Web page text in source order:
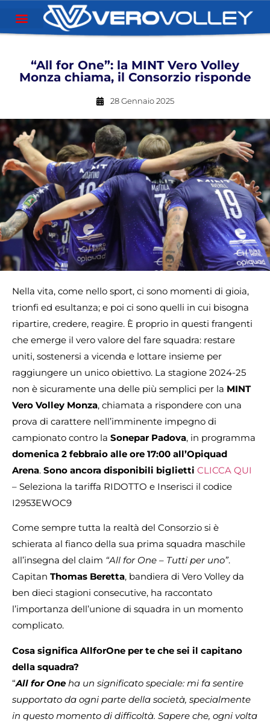
“All for One”: la MINT Vero Volley
Monza chiama, il Consorzio risponde
28 Gennaio 2025
Nella vita, come nello sport, ci sono momenti di gioia,
trionfi ed esultanza; e poi ci sono quelli in cui bisogna
ripartire, credere, reagire. È proprio in questi frangenti
che emerge il vero valore del fare squadra: restare
uniti, sostenersi a vicenda e lottare insieme per
raggiungere un unico obiettivo. La stagione 2024-25
non è sicuramente una delle più semplici per la MINT
Vero Volley Monza, chiamata a rispondere con una
prova di carattere nell’imminente impegno di
campionato contro la Sonepar Padova, in programma
domenica 2 febbraio alle ore 17:00 all’Opiquad
Arena. Sono ancora disponibili biglietti CLICCA QUI
– Seleziona la tariffa RIDOTTO e Inserisci il codice
I2953EWOC9
Come sempre tutta la realtà del Consorzio si è
schierata al fianco della sua prima squadra maschile
all’insegna del claim “All for One – Tutti per uno”.
Capitan Thomas Beretta, bandiera di Vero Volley da
ben dieci stagioni consecutive, ha raccontato
l’importanza dell’unione di squadra in un momento
complicato.
Cosa significa AllforOne per te che sei il capitano
della squadra?
“All for One ha un significato speciale: mi fa sentire
supportato da ogni parte della società, specialmente
in questo momento di difficoltà. Sapere che, ogni volta